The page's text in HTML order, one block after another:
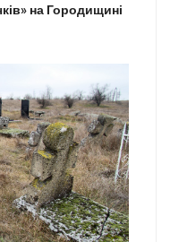
на Городищині